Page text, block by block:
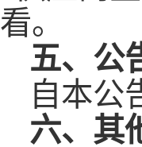
看。
五、 公
自本公
六、其